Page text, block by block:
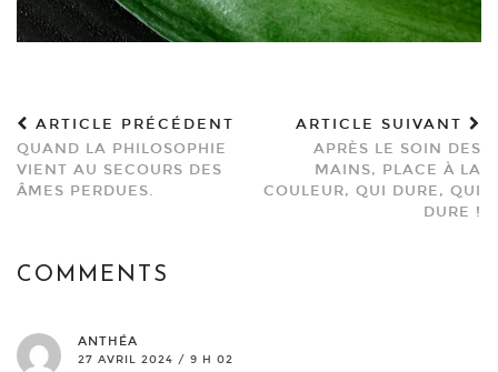
ARTICLE PRÉCÉDENT
QUAND LA PHILOSOPHIE
VIENT AU SECOURS DES
ÂMES PERDUES.
ARTICLE SUIVANT
APRÈS LE SOIN DES
MAINS, PLACE À LA
COULEUR, QUI DURE, QUI
DURE !
COMMENTS
ANTHÉA
27 AVRIL 2024 / 9 H 02